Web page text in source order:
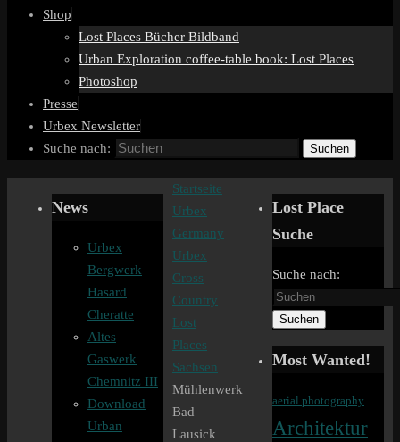
Shop
Lost Places Bücher Bildband
Urban Exploration coffee-table book: Lost Places
Photoshop
Presse
Urbex Newsletter
Suche nach:
Suchen
Startseite
Urbex
Germany
Urbex
Cross
Country
Lost
Places
Sachsen
Mühlenwerk
Bad
Lausick
News
Urbex
Bergwerk
Hasard
Cheratte
Altes
Gaswerk
Chemnitz III
Download
Urban
Lost Place
Suche
Suche nach:
Suchen
Most Wanted!
aerial photography
Architektur